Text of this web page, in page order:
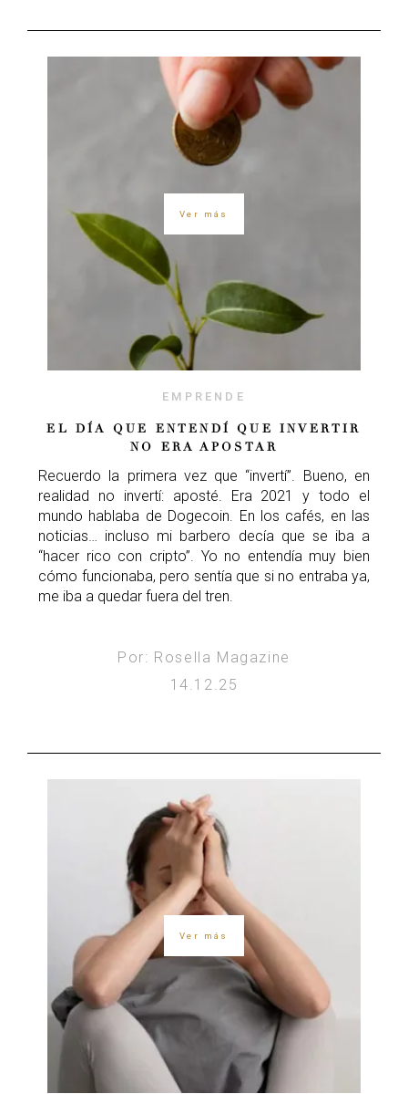
Ver más
EMPRENDE
EL DÍA QUE ENTENDÍ QUE INVERTIR
NO ERA APOSTAR
Recuerdo la primera vez que “invertí”. Bueno, en
realidad no invertí: aposté. Era 2021 y todo el
mundo hablaba de Dogecoin. En los cafés, en las
noticias… incluso mi barbero decía que se iba a
“hacer rico con cripto”. Yo no entendía muy bien
cómo funcionaba, pero sentía que si no entraba ya,
me iba a quedar fuera del tren.
Por: Rosella Magazine
14.12.25
Ver más